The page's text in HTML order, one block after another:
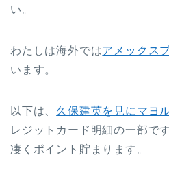
い。
わたしは海外ではアメックス
います。
以下は、 久保建英を見にマヨ
レジットカード明細の一部で
凄くポイント貯まります。